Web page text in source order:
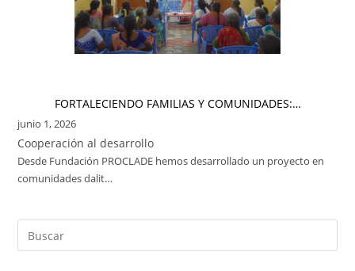
FORTALECIENDO FAMILIAS Y COMUNIDADES:…
junio 1, 2026
Cooperación al desarrollo
Desde Fundación PROCLADE hemos desarrollado un proyecto en
comunidades dalit…